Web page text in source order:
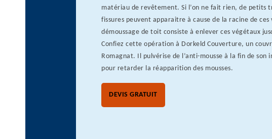
matériau de revêtement. Si l’on ne fait rien, de petits
fissures peuvent apparaitre à cause de la racine de ces
démoussage de toit consiste à enlever ces végétaux
Confiez cette opération à Dorkeld Couverture, un
Romagnat. Il pulvérise de l’anti-mousse à la fin de son
pour retarder la réapparition des mousses.
DEVIS GRATUIT